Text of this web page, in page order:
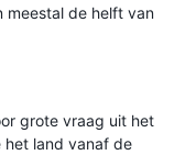
meestal de helft van
grote vraag uit het
het land vanaf de